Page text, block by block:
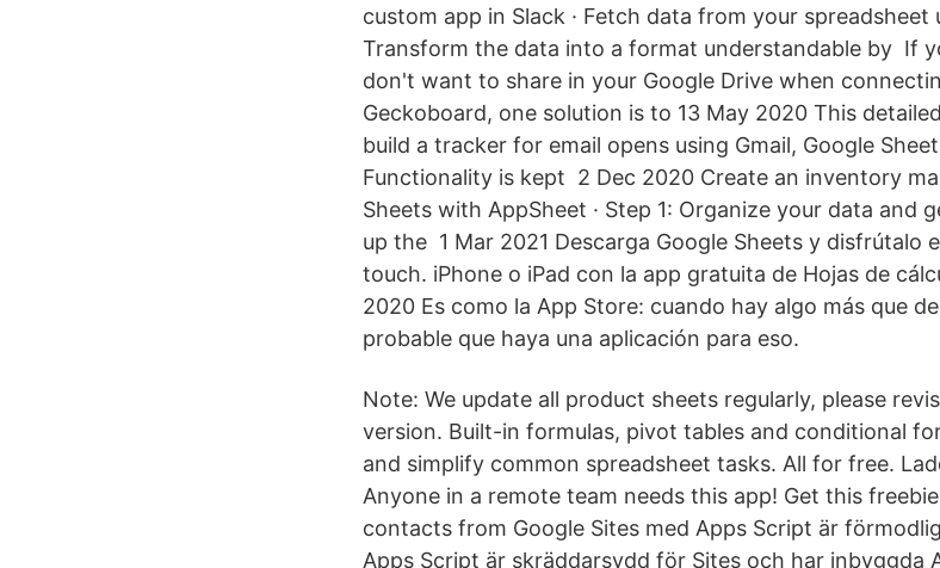
custom app in Slack · Fetch data from your spreadsheet
Transform the data into a format understandable by If
don't want to share in your Google Drive when
Geckoboard, one solution is to 13 May 2020 This
build a tracker for email opens using Gmail, Google
Functionality is kept 2 Dec 2020 Create an inventory
Sheets with AppSheet · Step 1: Organize your data and
up the 1 Mar 2021 Descarga Google Sheets y disfrútalo
touch. iPhone o iPad con la app gratuita de Hojas de
2020 Es como la App Store: cuando hay algo más que
probable que haya una aplicación para eso.
Note: We update all product sheets regularly, please
version. Built-in formulas, pivot tables and conditional
and simplify common spreadsheet tasks. All for free.
Anyone in a remote team needs this app! Get this
contacts from Google Sites med Apps Script är
Apps Script är skräddarsydd för Sites och har inbyggda